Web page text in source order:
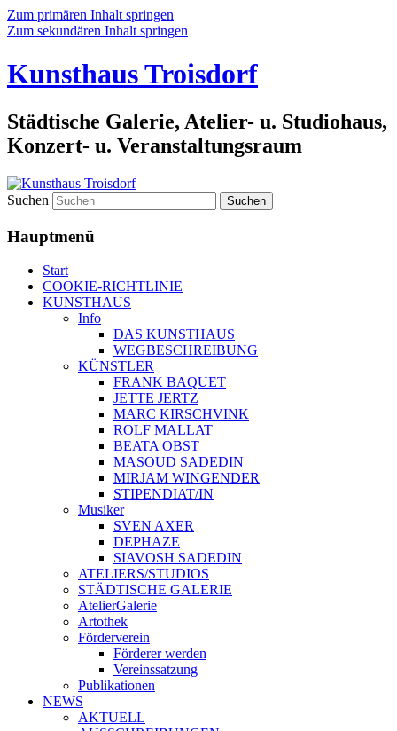
Zum primären Inhalt springen
Zum sekundären Inhalt springen
Kunsthaus Troisdorf
Städtische Galerie, Atelier- u. Studiohaus,
Konzert- u. Veranstaltungsraum
Suchen
Hauptmenü
Start
COOKIE-RICHTLINIE
KUNSTHAUS
Info
DAS KUNSTHAUS
WEGBESCHREIBUNG
KÜNSTLER
FRANK BAQUET
JETTE JERTZ
MARC KIRSCHVINK
ROLF MALLAT
BEATA OBST
MASOUD SADEDIN
MIRJAM WINGENDER
STIPENDIAT/IN
Musiker
SVEN AXER
DEPHAZE
SIAVOSH SADEDIN
ATELIERS/STUDIOS
STÄDTISCHE GALERIE
AtelierGalerie
Artothek
Förderverein
Förderer werden
Vereinssatzung
Publikationen
NEWS
AKTUELL